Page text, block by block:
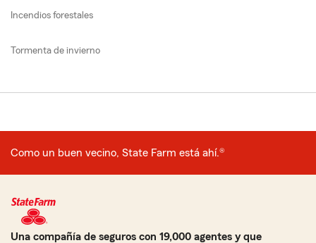
Incendios forestales
Tormenta de invierno
Como un buen vecino, State Farm está ahí.®
Una compañía de seguros con 19,000 agentes y que